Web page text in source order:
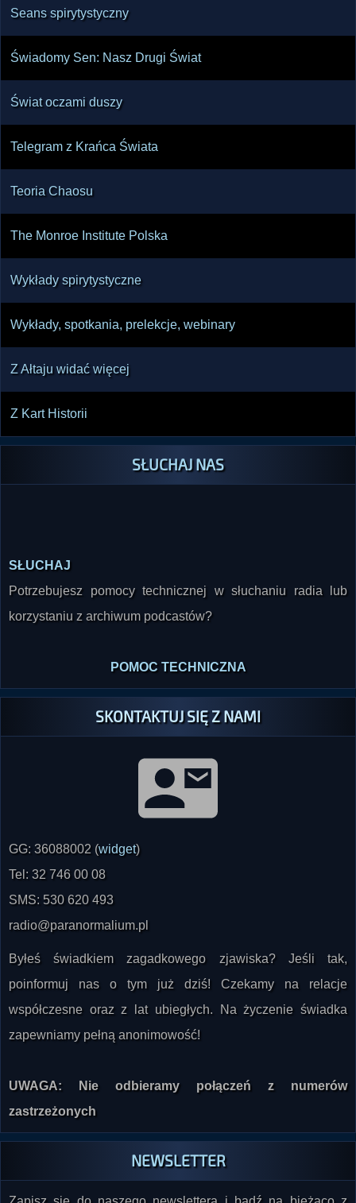
Seans spirytystyczny
Świadomy Sen: Nasz Drugi Świat
Świat oczami duszy
Telegram z Krańca Świata
Teoria Chaosu
The Monroe Institute Polska
Wykłady spirytystyczne
Wykłady, spotkania, prelekcje, webinary
Z Ałtaju widać więcej
Z Kart Historii
SŁUCHAJ NAS
SŁUCHAJ
Potrzebujesz pomocy technicznej w słuchaniu radia lub
korzystaniu z archiwum podcastów?
POMOC TECHNICZNA
SKONTAKTUJ SIĘ Z NAMI
GG: 36088002 (widget)
Tel: 32 746 00 08
SMS: 530 620 493
radio@paranormalium.pl
Byłeś świadkiem zagadkowego zjawiska? Jeśli tak,
poinformuj nas o tym już dziś! Czekamy na relacje
współczesne oraz z lat ubiegłych. Na życzenie świadka
zapewniamy pełną anonimowość!
UWAGA: Nie odbieramy połączeń z numerów
zastrzeżonych
NEWSLETTER